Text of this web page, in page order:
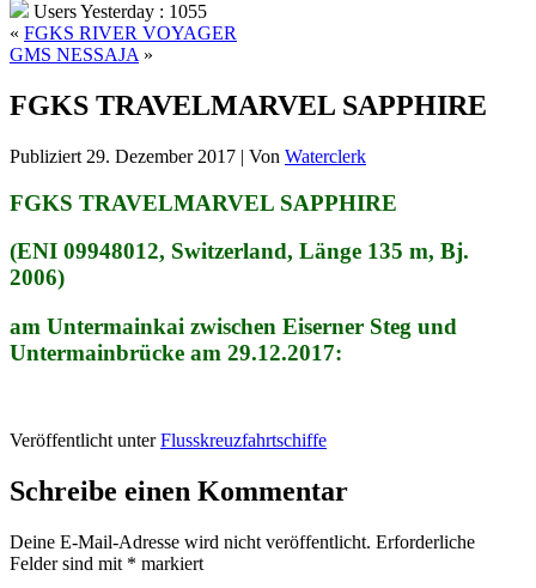
Users Yesterday : 1055
« FGKS RIVER VOYAGER
GMS NESSAJA »
FGKS TRAVELMARVEL SAPPHIRE
Publiziert 29. Dezember 2017 | Von Waterclerk
FGKS TRAVELMARVEL SAPPHIRE
(ENI 09948012, Switzerland, Länge 135 m, Bj.
2006)
am Untermainkai zwischen Eiserner Steg und
Untermainbrücke am 29.12.2017:
Veröffentlicht unter Flusskreuzfahrtschiffe
Schreibe einen Kommentar
Deine E-Mail-Adresse wird nicht veröffentlicht. Erforderliche
Felder sind mit * markiert